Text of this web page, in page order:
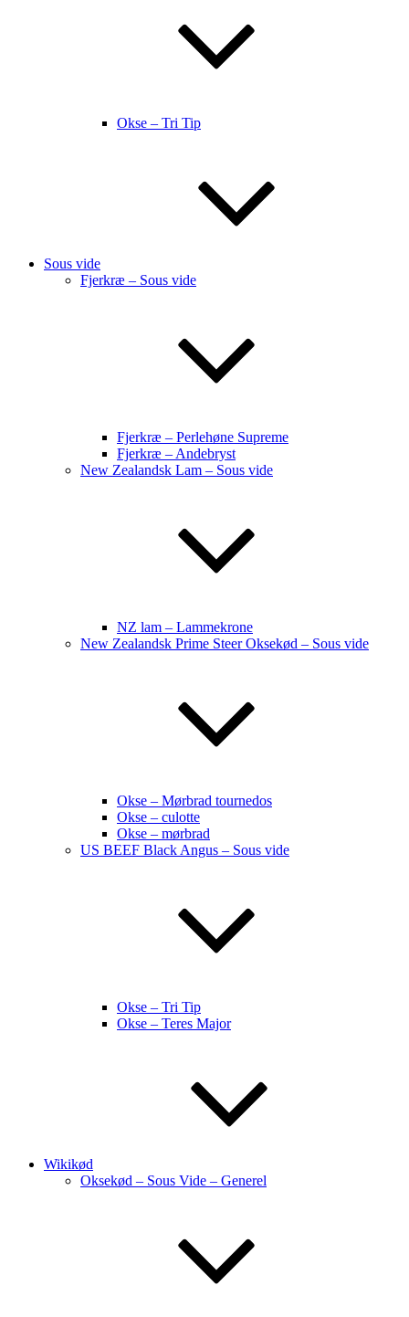
Okse – Tri Tip
Sous vide
Fjerkræ – Sous vide
Fjerkræ – Perlehøne Supreme
Fjerkræ – Andebryst
New Zealandsk Lam – Sous vide
NZ lam – Lammekrone
New Zealandsk Prime Steer Oksekød – Sous vide
Okse – Mørbrad tournedos
Okse – culotte
Okse – mørbrad
US BEEF Black Angus – Sous vide
Okse – Tri Tip
Okse – Teres Major
Wikikød
Oksekød – Sous Vide – Generel